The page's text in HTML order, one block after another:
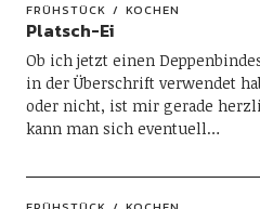
FRÜHSTÜCK KOCHEN
Platsch-Ei
Ob ich jetzt einen
in der Überschrift verwendet
oder nicht, ist mir gerade
kann man sich eventuell…